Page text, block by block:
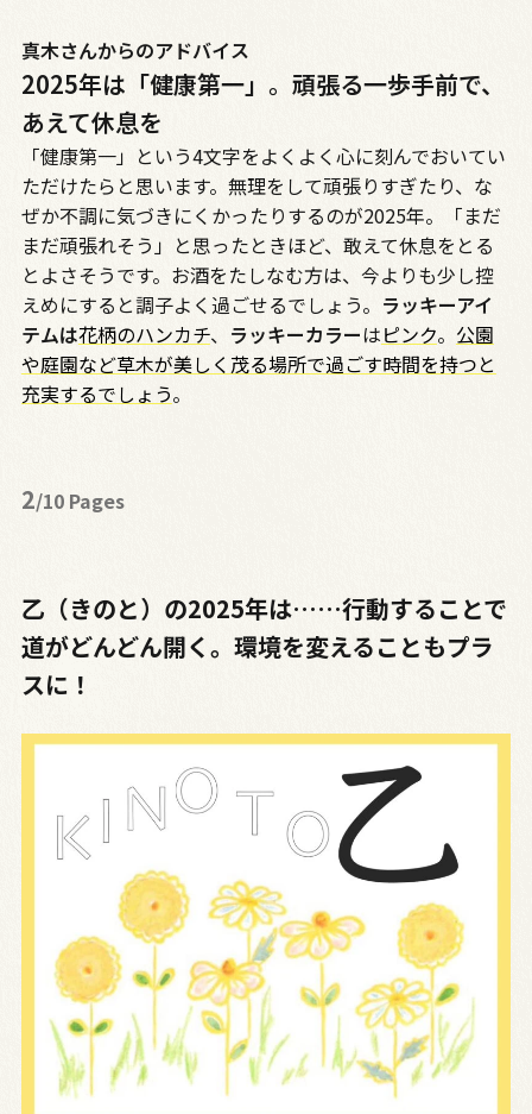
真木さんからのアドバイス
2025年は「健康第一」。頑張る一歩手前で、
あえて休息を
「健康第一」という4文字をよくよく心に刻んでおいてい
ただけたらと思います。無理をして頑張りすぎたり、な
ぜか不調に気づきにくかったりするのが2025年。「まだ
まだ頑張れそう」と思ったときほど、敢えて休息をとる
とよさそうです。お酒をたしなむ方は、今よりも少し控
えめにすると調子よく過ごせるでしょう。 ラッキーアイ
テムは花柄のハンカチ、 ラッキーカラーはピンク。 公園
や庭園など草木が美しく茂る場所で過ごす時間を持つと
充実するでしょう。
2/10 Pages
乙（きのと）の2025年は……行動することで
道がどんどん開く。環境を変えることもプラ
スに！